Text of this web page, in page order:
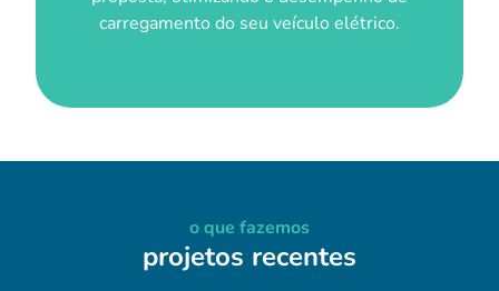
carregamento do seu veículo elétrico.
o que fazemos
projetos recentes